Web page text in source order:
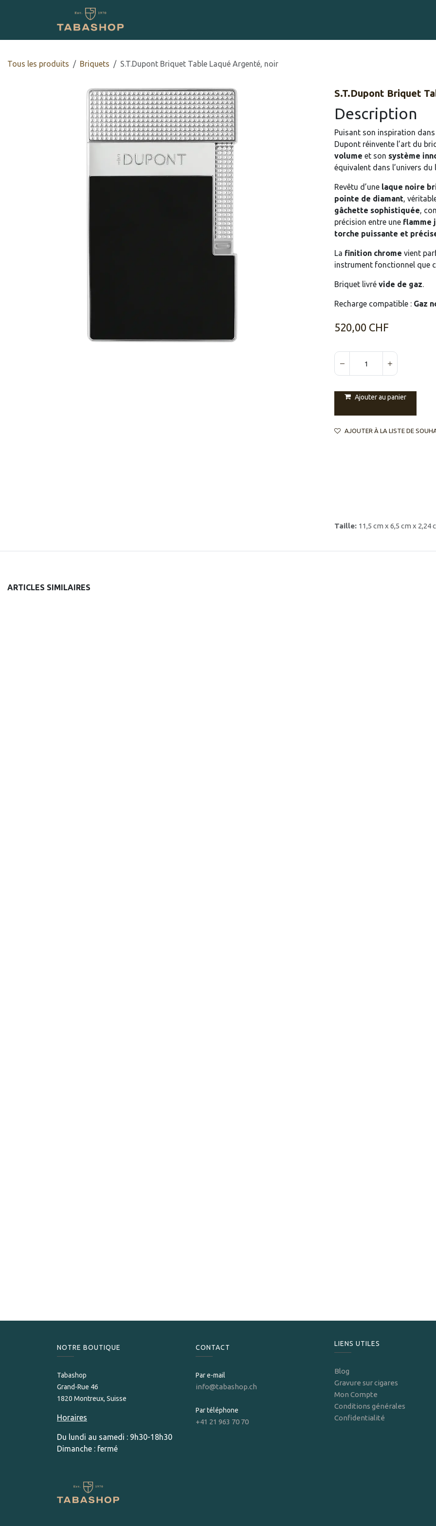
Tous les produits ​​​​Briquets S.T.Dupont Briquet Table Laqué Argenté, noir
S.T.Dupont Briquet
Description
Puisant son inspiration
Dupont réinvente l’art du
volume et son système
équivalent dans l’univers du
Revêtu d’une laque noire
pointe de diamant,
gâchette sophistiquée,
précision entre une flamme
torche puissante et
La finition chrome vient
instrument fonctionnel que
Briquet livré vide de gaz.
Recharge compatible : Gaz
520,00 CHF
Ajouter au panier
AJOUTER À LA LISTE DE
Taille: 11,5 cm x 6,5 cm x 2,24
ARTICLES SIMILAIRES
NOTRE BOUTIQUE
Tabashop
Grand-Rue 46
1820 Montreux, Suisse
Horaires
Du lundi au samedi : 9h30-18h30
Dimanche : fermé
CONTACT
Par e-mail
info@tabashop.ch
Par téléphone
+41 21 963 70 70
LIENS UTILES
Blog
Gravure sur cigares
Mon Compte
Conditions générales
Confidentialité